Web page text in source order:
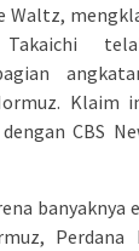
Waltz,
Klaim
CBS
banyaknya
Perdana